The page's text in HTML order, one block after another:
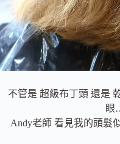
不管是 超級布丁頭 還是
Andy老師 看見我的頭髮